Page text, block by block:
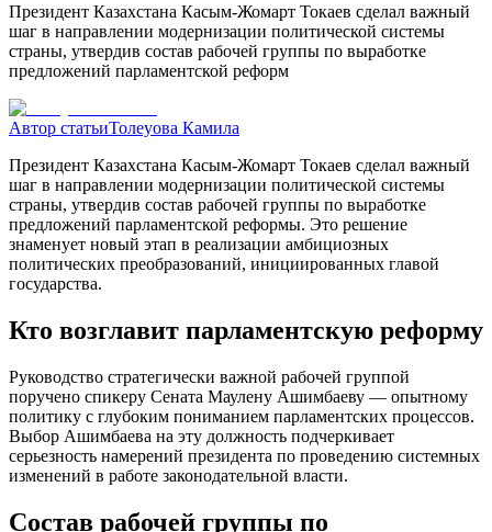
Президент Казахстана Касым-Жомарт Токаев сделал важный
шаг в направлении модернизации политической системы
страны, утвердив состав рабочей группы по выработке
предложений парламентской реформ
Автор статьиТолеуова Камила
Президент Казахстана Касым-Жомарт Токаев сделал важный
шаг в направлении модернизации политической системы
страны, утвердив состав рабочей группы по выработке
предложений парламентской реформы. Это решение
знаменует новый этап в реализации амбициозных
политических преобразований, инициированных главой
государства.
Кто возглавит парламентскую реформу
Руководство стратегически важной рабочей группой
поручено спикеру Сената Маулену Ашимбаеву — опытному
политику с глубоким пониманием парламентских процессов.
Выбор Ашимбаева на эту должность подчеркивает
серьезность намерений президента по проведению системных
изменений в работе законодательной власти.
Состав рабочей группы по